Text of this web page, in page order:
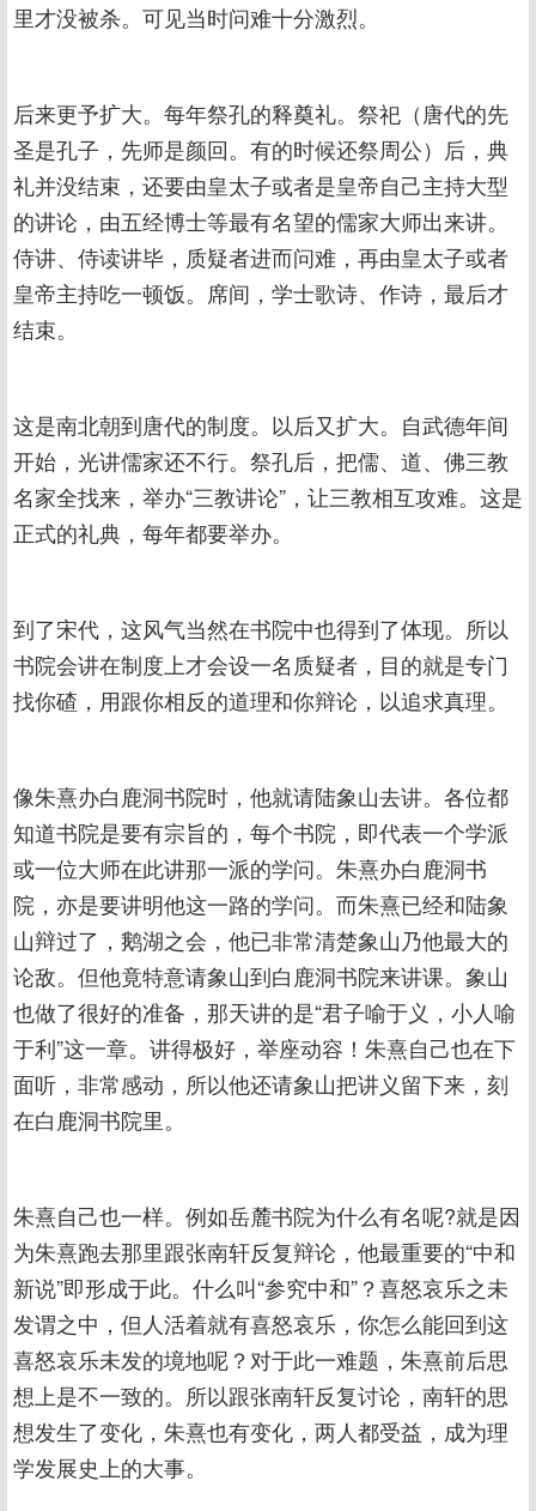
里才没被杀。可见当时问难十分激烈。
后来更予扩大。每年祭孔的释奠礼。祭祀（唐代的先
圣是孔子，先师是颜回。有的时候还祭周公）后，典
礼并没结束，还要由皇太子或者是皇帝自己主持大型
的讲论，由五经博士等最有名望的儒家大师出来讲。
侍讲、侍读讲毕，质疑者进而问难，再由皇太子或者
皇帝主持吃一顿饭。席间，学士歌诗、作诗，最后才
结束。
这是南北朝到唐代的制度。以后又扩大。自武德年间
开始，光讲儒家还不行。祭孔后，把儒、道、佛三教
名家全找来，举办“三教讲论”，让三教相互攻难。这是
正式的礼典，每年都要举办。
到了宋代，这风气当然在书院中也得到了体现。所以
书院会讲在制度上才会设一名质疑者，目的就是专门
找你碴，用跟你相反的道理和你辩论，以追求真理。
像朱熹办白鹿洞书院时，他就请陆象山去讲。各位都
知道书院是要有宗旨的，每个书院，即代表一个学派
或一位大师在此讲那一派的学问。朱熹办白鹿洞书
院，亦是要讲明他这一路的学问。而朱熹已经和陆象
山辩过了，鹅湖之会，他已非常清楚象山乃他最大的
论敌。但他竟特意请象山到白鹿洞书院来讲课。象山
也做了很好的准备，那天讲的是“君子喻于义，小人喻
于利”这一章。讲得极好，举座动容！朱熹自己也在下
面听，非常感动，所以他还请象山把讲义留下来，刻
在白鹿洞书院里。
朱熹自己也一样。例如岳麓书院为什么有名呢?就是因
为朱熹跑去那里跟张南轩反复辩论，他最重要的“中和
新说”即形成于此。什么叫“参究中和”？喜怒哀乐之未
发谓之中，但人活着就有喜怒哀乐，你怎么能回到这
喜怒哀乐未发的境地呢？对于此一难题，朱熹前后思
想上是不一致的。所以跟张南轩反复讨论，南轩的思
想发生了变化，朱熹也有变化，两人都受益，成为理
学发展史上的大事。